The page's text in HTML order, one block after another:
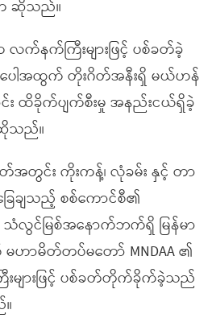
က ဆိုသည်။
နက်ကြီးများဖြင့် ပစ်ခတ်ခဲ့
ါအထွက် တိုးဂိတ်အနီးရှိ မယ်ဟန်
း ထိခိုက်ပျက်စီးမှု အနည်းငယ်ရှိခဲ့
သည်။
င်း ကိုးကန့်၊ လုံခမ်း နှင့် တာ
ချသည့် စစ်ကောင်စီ၏
လွင်မြစ်အနောက်ဘက်ရှိ မြန်မာ
ဟာမိတ်တပ်မတော် MNDAA ၏
များဖြင့် ပစ်ခတ်တိုက်ခိုက်ခဲ့သည်